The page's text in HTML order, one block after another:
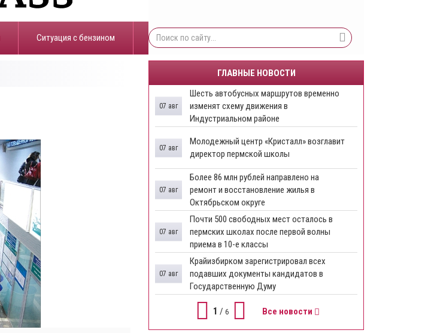
​Ситуация с бензином
ГЛАВНЫЕ НОВОСТИ
Шесть автобусных маршрутов временно
изменят схему движения в
Индустриальном районе
07 авг
Молодежный центр «Кристалл» возглавит
директор пермской школы
07 авг
Более 86 млн рублей направлено на
ремонт и восстановление жилья в
Октябрьском округе
07 авг
Почти 500 свободных мест осталось в
пермских школах после первой волны
приема в 10-е классы
07 авг
Крайизбирком зарегистрировал всех
подавших документы кандидатов в
Государственную Думу
07 авг
1 / 6 Все новости